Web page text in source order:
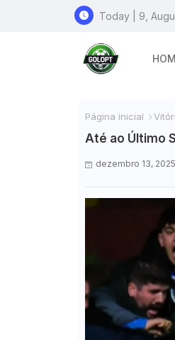
Today | 9,
Página inicial
Até ao Último
dezembro 13, 2025